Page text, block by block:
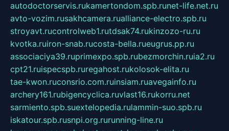
autodoctorservis.rukamertondom.spb.runet-life.net.ru
avto-vozim.rusakhcamera.rualliance-electro.spb.ru
stroyavt.rucontrolweb1.rutdsak74.rukinzozo-ru.ru
kvotka.ruiron-snab.rucosta-bella.rueugrus.pp.ru
associaciya39.ruprimexpo.spb.rubezmorchin.ruia2.ru
cpt21.ruispecspb.ruregahost.rukolosok-elita.ru
tae-kwon.ruconsrio.com.ruinsiam.ruavegainfo.ru
archery161.rubigencyclica.ruvlast16.rukorru.net
sarmiento.spb.suextelopedia.rulammin-suo.spb.ru
iskatour.spb.rusnpi.org.rurunning-line.ru